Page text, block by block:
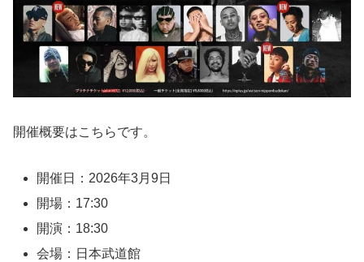
開催概要はこちらです。
開催日：2026年3月9日
開場：17:30
開演：18:30
会場：日本武道館